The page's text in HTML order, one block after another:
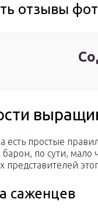
отзывы
есть простые
по сути, мало
представителей
саженцев